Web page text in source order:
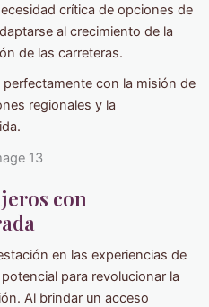
crítica de opciones de
al crecimiento de la
de las carreteras.
con la misión de
regionales y la
con
en las experiencias de
para revolucionar la
Al brindar un acceso